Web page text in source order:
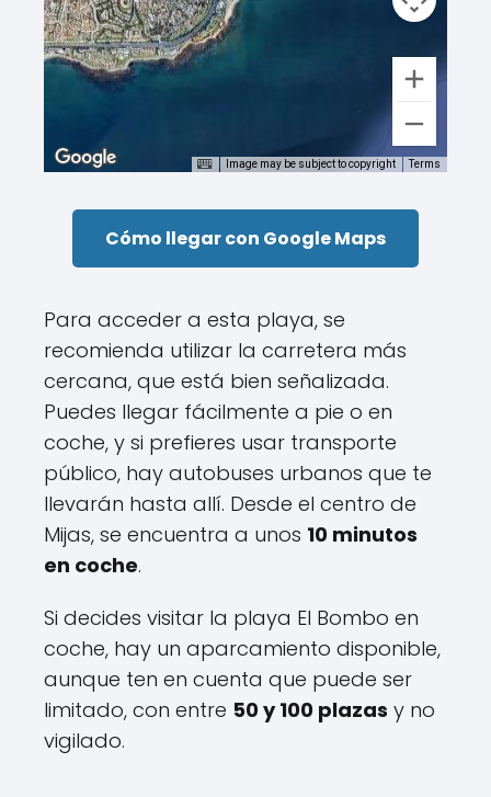
Image may be subject to copyright Terms
Cómo llegar con Google Maps
Para acceder a esta playa, se
recomienda utilizar la carretera más
cercana, que está bien señalizada.
Puedes llegar fácilmente a pie o en
coche, y si prefieres usar transporte
público, hay autobuses urbanos que te
llevarán hasta allí. Desde el centro de
Mijas, se encuentra a unos 10 minutos
en coche.
Si decides visitar la playa El Bombo en
coche, hay un aparcamiento disponible,
aunque ten en cuenta que puede ser
limitado, con entre 50 y 100 plazas y no
vigilado.